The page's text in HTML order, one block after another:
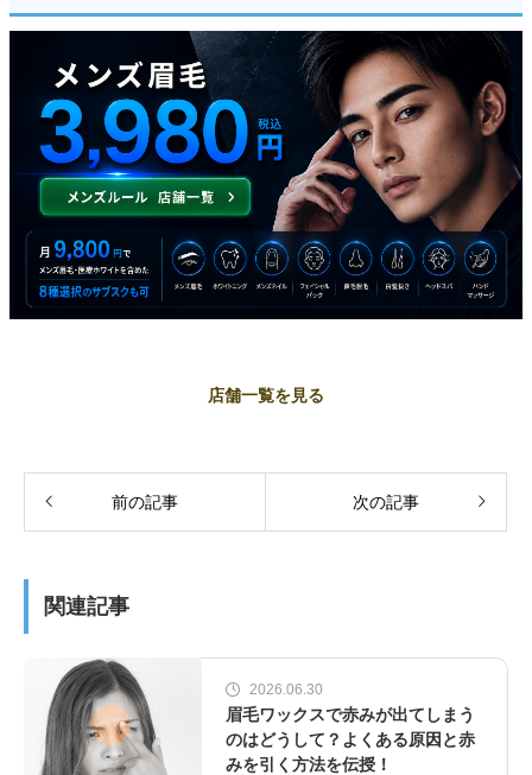
店舗一覧を見る
前の記事 次の記事
関連記事
2026.06.30
眉毛ワックスで赤みが出てしまう
のはどうして？よくある原因と赤
みを引く方法を伝授！